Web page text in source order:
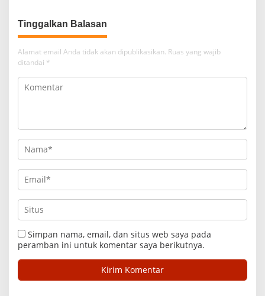
Tinggalkan Balasan
Alamat email Anda tidak akan dipublikasikan. Ruas yang wajib
ditandai *
Simpan nama, email, dan situs web saya pada
peramban ini untuk komentar saya berikutnya.